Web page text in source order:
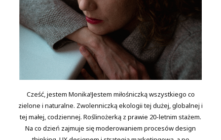
Cześć, jestem Monika!Jestem miłośniczką wszystkiego co
zielone i naturalne. Zwolenniczką ekologii tej dużej, globalnej i
tej małej, codziennej. Roślinożerką z prawie 20-letnim stażem.
Na co dzień zajmuje się moderowaniem procesów design